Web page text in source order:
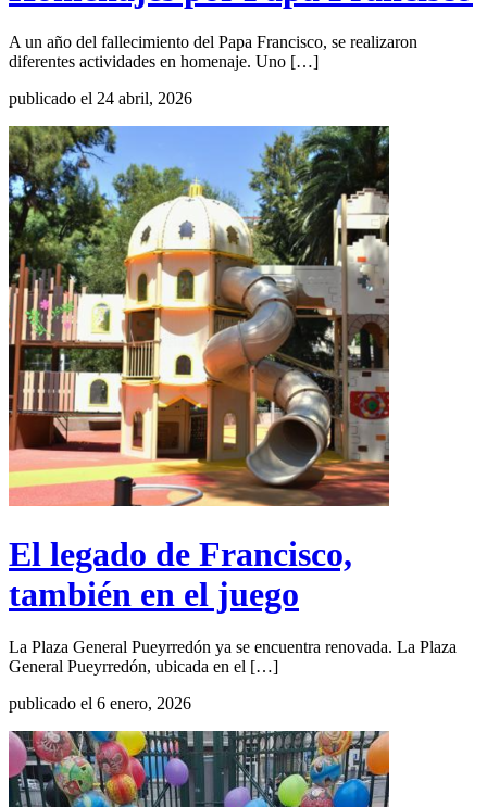
A un año del fallecimiento del Papa Francisco, se realizaron
diferentes actividades en homenaje. Uno […]
publicado el 24 abril, 2026
El legado de Francisco,
también en el juego
La Plaza General Pueyrredón ya se encuentra renovada. La Plaza
General Pueyrredón, ubicada en el […]
publicado el 6 enero, 2026